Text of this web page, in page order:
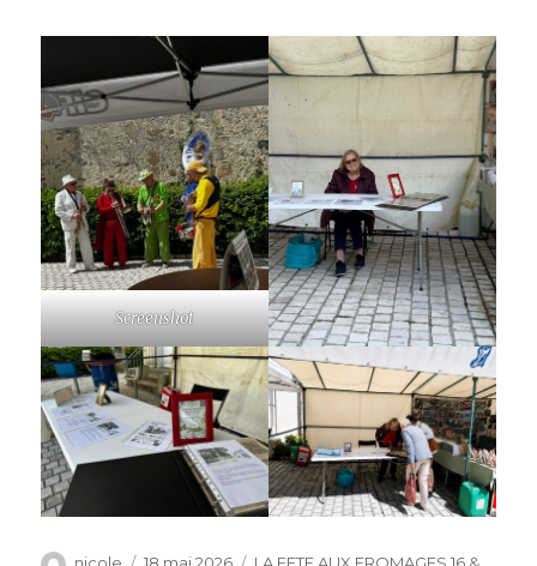
Screenshot
Auteur
Publié
Catégories